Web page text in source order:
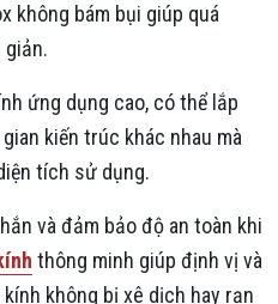
không bám bụi giúp quá
giản.
ứng dụng cao, có thể lắp
kiến trúc khác nhau mà
tích sử dụng.
và đảm bảo độ an toàn khi
thông minh giúp định vị và
không bị xê dịch hay rạn